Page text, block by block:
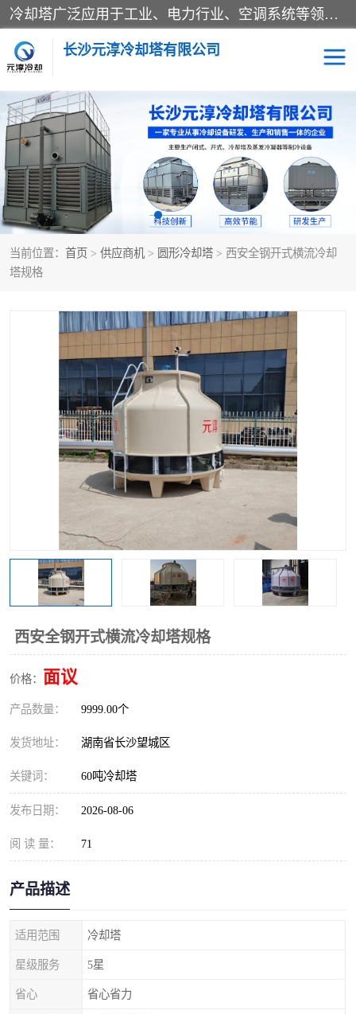
冷却塔广泛应用于工业、电力行业、空调系统等领域。在电力行业中，用于冷却发电机组的循环水；在工业生产中，如化工、冶金等行业，可降低生产过程中产生的热量；在空调系统中，为空调设备提供冷却水源
长沙元淳冷却塔有限公司
当前位置： 首页 > 供应商机 > 圆形冷却塔 > 西安全钢开式横流冷却
塔规格
西安全钢开式横流冷却塔规格
价格： 面议
产品数量： 9999.00个
发货地址： 湖南省长沙望城区
关键词： 60吨冷却塔
发布日期： 2026-08-06
阅 读 量： 71
产品描述
适用范围 冷却塔
星级服务 5星
省心 省心省力
方形开式冷却塔 圆形冷却塔
闭式冷却塔 水箱
电控箱 水泵
板式换热器